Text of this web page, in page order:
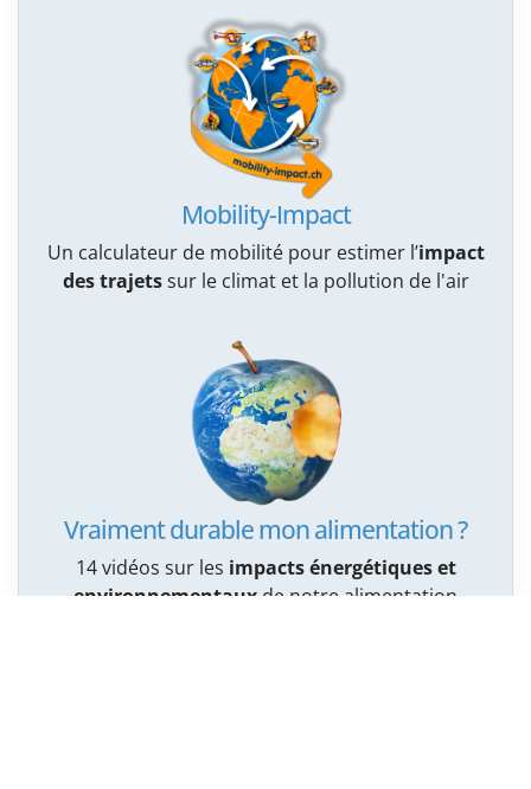
Mobility-Impact
Un calculateur de mobilité pour estimer l’impact
des trajetssur le climat et la pollution de l'air
Vraiment durable mon alimentation ?
14 vidéos sur les impacts énergétiques et
environnementauxde notre alimentation